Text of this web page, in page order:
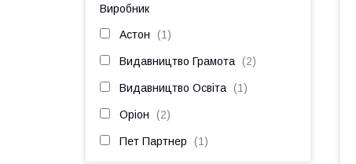
Виробник
Астон 1
Видавництво Грамота 2
Видавництво Освіта 1
Оріон 2
Пет Партнер 1